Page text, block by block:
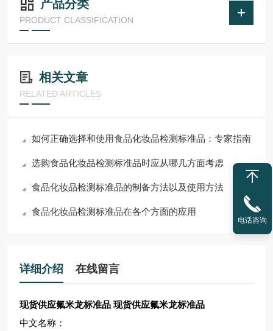
产品分类
PRODUCT CLASSIFICATION
相关文章
RELATED ARTICLES
如何正确选择和使用食品化妆品检测标准品：专家指南
选购食品化妆品检测标准品时应从哪几方面考虑
食品化妆品检测标准品的制备方法以及使用方法
食品化妆品检测标准品在各个方面的应用
详细介绍 在线留言
现货供应氟米龙标准品 现货供应氟米龙标准品
中文名称：
电话咨询